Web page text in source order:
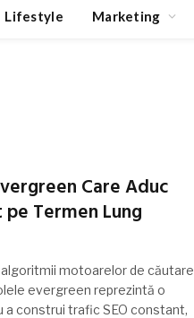
Lifestyle Marketing
Care Aduc
pe Termen Lung
motoarelor de căutare
evergreen reprezintă o
construi trafic SEO constant,